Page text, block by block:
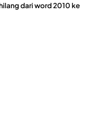
dari word 2010 ke